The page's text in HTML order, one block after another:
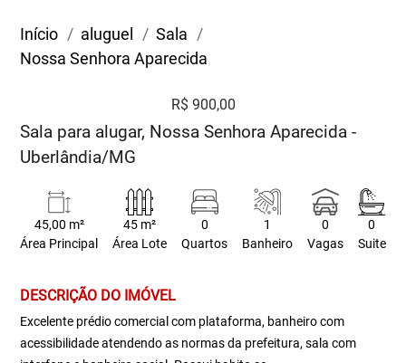
Início aluguel
Sala
Nossa Senhora Aparecida
R$ 900,00
Sala para alugar, Nossa Senhora Aparecida -
Uberlândia/MG
45,00 m²
Área Principal
45 m²
Área Lote
0
Quartos
1
Banheiro
0
Vagas
0
Suite
DESCRIÇÃO DO IMÓVEL
Excelente prédio comercial com plataforma, banheiro com
acessibilidade atendendo as normas da prefeitura, sala com